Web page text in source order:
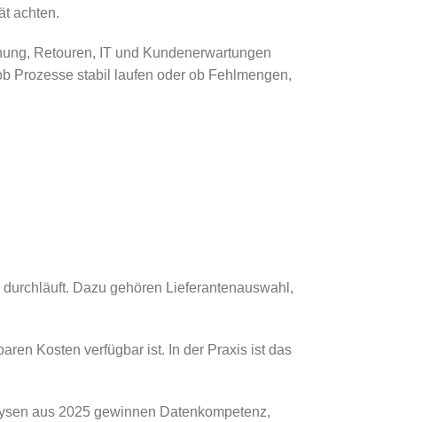
achten.
Retouren, IT und Kundenerwartungen
Prozesse stabil laufen oder ob Fehlmengen,
Dazu gehören Lieferantenauswahl,
Kosten verfügbar ist. In der Praxis ist das
aus 2025 gewinnen Datenkompetenz,